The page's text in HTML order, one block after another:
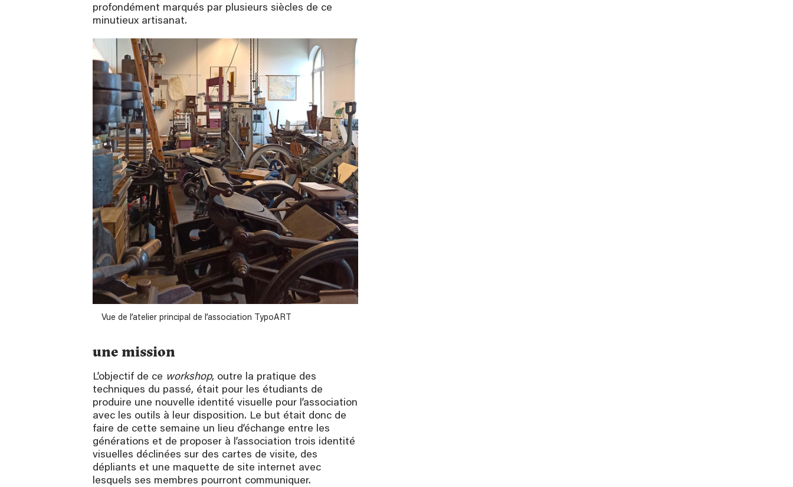
profondément marqués par plusieurs siècles de ce
minutieux artisanat.
Vue de l’atelier principal de l’association TypoART
une mission
L’objectif de ce workshop, outre la pratique des
techniques du passé, était pour les étudiants de
produire une nouvelle identité visuelle pour l’association
avec les outils à leur disposition. Le but était donc de
faire de cette semaine un lieu d’échange entre les
générations et de proposer à l’association trois identité
visuelles déclinées sur des cartes de visite, des
dépliants et une maquette de site internet avec
lesquels ses membres pourront communiquer.